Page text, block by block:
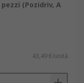
(Pozidriv, A
43,49 €/unità